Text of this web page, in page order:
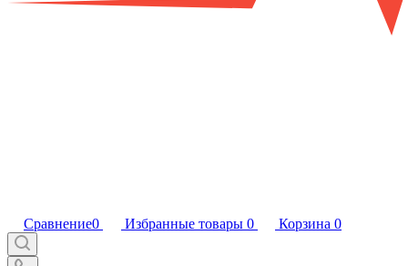
Сравнение0 Избранные товары 0 Корзина 0